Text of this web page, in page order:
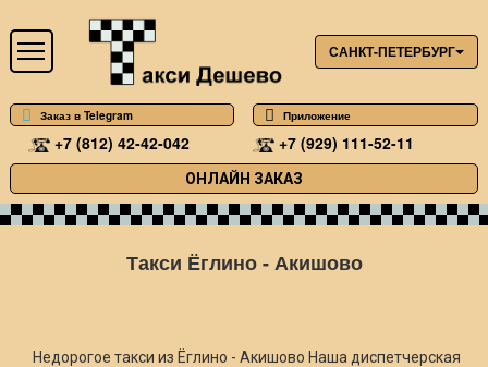
САНКТ-ПЕТЕРБУРГ
Заказ в Telegram Приложение
+7 (812) 42-42-042 +7 (929) 111-52-11
ОНЛАЙН ЗАКАЗ
Такси Ёглино - Акишово
Недорогое такси из Ёглино - Акишово Наша диспетчерская